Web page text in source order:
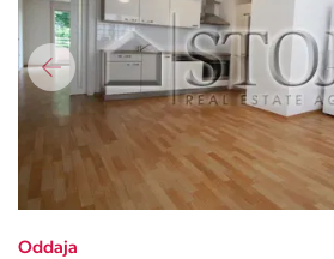
Oddaja